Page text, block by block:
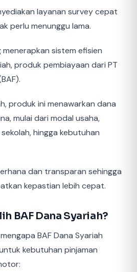
layanan survey cepat
perlu menunggu lama.
sistem efisien
produk pembiayaan dari PT
produk ini menawarkan dana
mulai dari modal usaha,
hingga kebutuhan
dan transparan sehingga
kepastian lebih cepat.
BAF Dana Syariah?
BAF Dana Syariah
kebutuhan pinjaman